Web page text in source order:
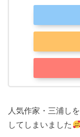
人気作家・三浦し
してしまいました